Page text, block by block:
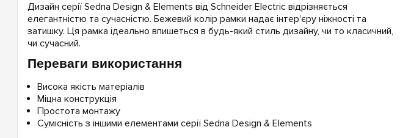
Дизайн серії Sedna Design & Elements від Schneider Electric відрізняється
елегантністю та сучасністю. Бежевий колір рамки надає інтер'єру ніжності та
затишку. Ця рамка ідеально впишеться в будь-який стиль дизайну, чи то класичний,
чи сучасний.
Переваги використання
Висока якість матеріалів
Міцна конструкція
Простота монтажу
Сумісність з іншими елементами серії Sedna Design & Elements